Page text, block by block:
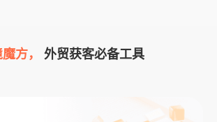
方， 外贸获客必备工具